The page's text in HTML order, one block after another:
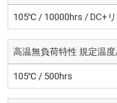
105℃ / 10000hrs / DC+
高温無負荷特性 規定温
105℃ / 500hrs